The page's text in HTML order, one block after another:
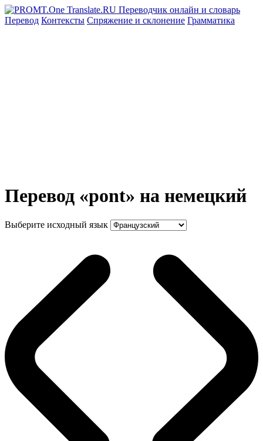
Перевод Контексты Спряжение и склонение Грамматика
Перевод «pont» на немецкий
Выберите исходный язык